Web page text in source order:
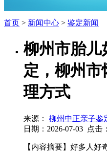
首页 > 新闻中心 > 鉴定新闻
柳州市胎儿
定，柳州
理方式
来源：
柳州中正亲子鉴
日期：2026-07-03 点击：
【内容摘要】好多人